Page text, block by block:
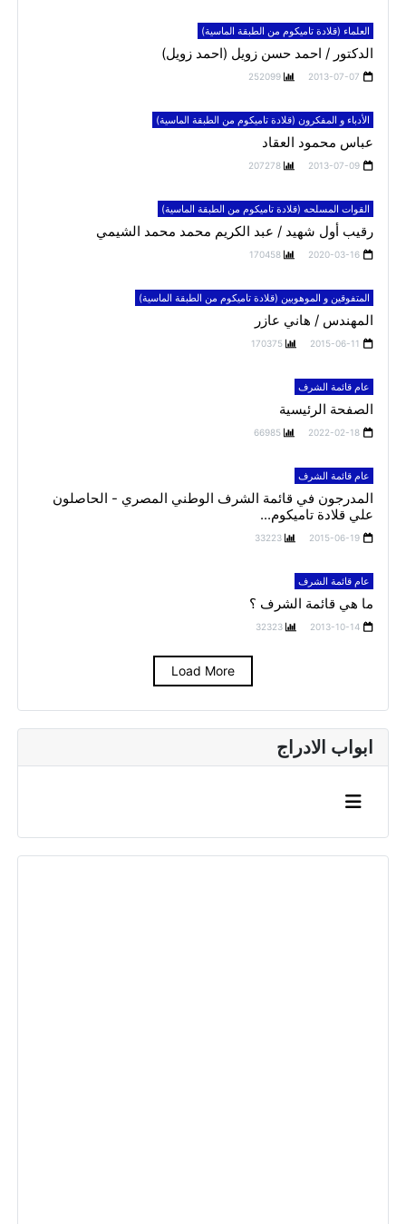
ابواب الادراج
العلماء (قلادة تاميكوم من الطبقة الماسية)
الدكتور / احمد حسن زويل (احمد زويل)
2013-07-07
252099
الأدباء و المفكرون (قلادة تاميكوم من الطبقة الماسية)
عباس محمود العقاد
2013-07-09
207278
القوات المسلحه (قلادة تاميكوم من الطبقة الماسية)
رقيب أول شهيد / عبد الكريم محمد محمد الشيمي
2020-03-16
170458
المتفوقين و الموهوبين (قلادة تاميكوم من الطبقة الماسية)
المهندس / هاني عازر
2015-06-11
170375
عام قائمة الشرف
الصفحة الرئيسية
2022-02-18
66985
عام قائمة الشرف
المدرجون في قائمة الشرف الوطني المصري - الحاصلون
علي قلادة تاميكوم...
2015-06-19
33223
عام قائمة الشرف
ما هي قائمة الشرف ؟
2013-10-14
32323
Load More